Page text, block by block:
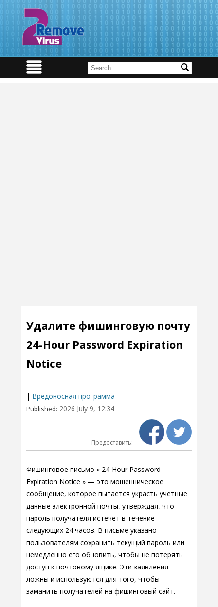
Удалите фишинговую почту
24-Hour Password Expiration
Notice
| Вредоносная программа
Published: 2026 July 9, 12:34
Предоставить:
Фишинговое письмо « 24-Hour Password
Expiration Notice » — это мошенническое
сообщение, которое пытается украсть учетные
данные электронной почты, утверждая, что
пароль получателя истечёт в течение
следующих 24 часов. В письме указано
пользователям сохранить текущий пароль или
немедленно его обновить, чтобы не потерять
доступ к почтовому ящике. Эти заявления
ложны и используются для того, чтобы
заманить получателей на фишинговый сайт.